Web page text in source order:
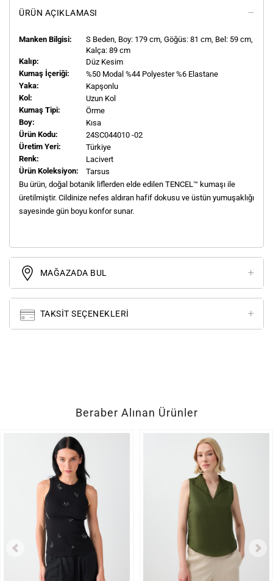
ÜRÜN AÇIKLAMASI
Manken Bilgisi: S Beden, Boy: 179 cm, Göğüs: 81 cm, Bel: 59 cm,
Kalça: 89 cm
Kalıp:
Düz Kesim
Kumaş İçeriği:
%50 Modal %44 Polyester %6 Elastane
Yaka:
Kapşonlu
Kol:
Uzun Kol
Kumaş Tipi:
Örme
Boy:
Kısa
Ürün Kodu:
24SC044010 -02
Üretim Yeri:
Türkiye
Renk:
Lacivert
Ürün Koleksiyon:
Tarsus
Bu ürün, doğal botanik liflerden elde edilen TENCEL™ kumaşı ile
üretilmiştir. Cildinize nefes aldıran hafif dokusu ve üstün yumuşaklığı
sayesinde gün boyu konfor sunar.
MAĞAZADA BUL
TAKSIT SEÇENEKLERI
Beraber Alınan Ürünler